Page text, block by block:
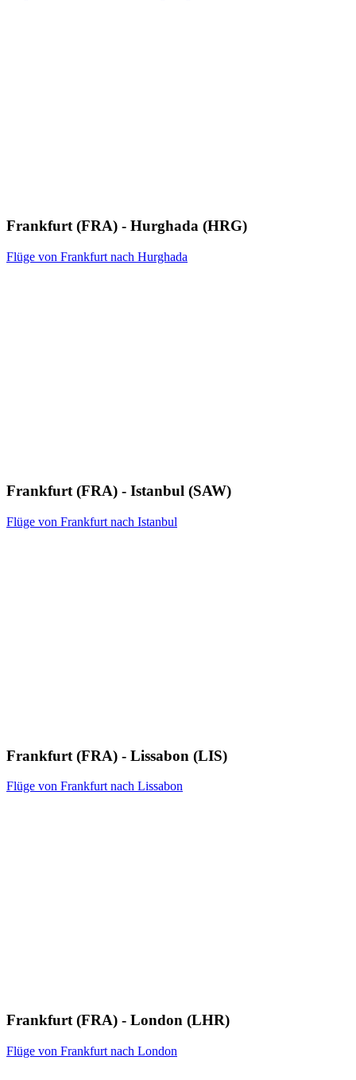
Frankfurt (FRA) - Hurghada (HRG)
Flüge von Frankfurt nach Hurghada
Frankfurt (FRA) - Istanbul (SAW)
Flüge von Frankfurt nach Istanbul
Frankfurt (FRA) - Lissabon (LIS)
Flüge von Frankfurt nach Lissabon
Frankfurt (FRA) - London (LHR)
Flüge von Frankfurt nach London